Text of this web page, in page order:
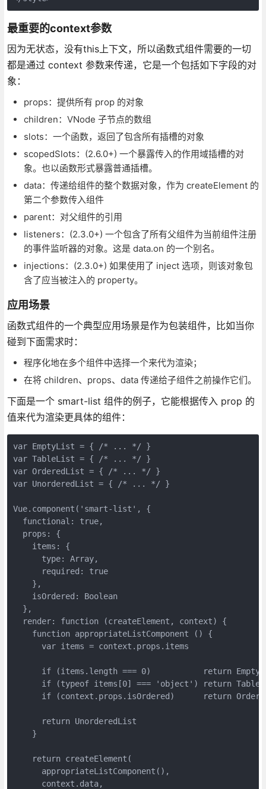
最重要的context参数
因为无状态，没有this上下文，所以函数式组件需要的一切
都是通过 context 参数来传递，它是一个包括如下字段的对
象：
props：提供所有 prop 的对象
children：VNode 子节点的数组
slots：一个函数，返回了包含所有插槽的对象
scopedSlots：(2.6.0+) 一个暴露传入的作用域插槽的对
象。也以函数形式暴露普通插槽。
data：传递给组件的整个数据对象，作为 createElement 的
第二个参数传入组件
parent：对父组件的引用
listeners：(2.3.0+) 一个包含了所有父组件为当前组件注册
的事件监听器的对象。这是 data.on 的一个别名。
injections：(2.3.0+) 如果使用了 inject 选项，则该对象包
含了应当被注入的 property。
应用场景
函数式组件的一个典型应用场景是作为包装组件，比如当你
碰到下面需求时：
程序化地在多个组件中选择一个来代为渲染；
在将 children、props、data 传递给子组件之前操作它们。
下面是一个 smart-list 组件的例子，它能根据传入 prop 的
值来代为渲染更具体的组件：
var EmptyList = { /* ... */ }
var TableList = { /* ... */ }
var OrderedList = { /* ... */ }
var UnorderedList = { /* ... */ }
Vue.component('smart-list', {
  functional: true,
  props: {
    items: {
      type: Array,
      required: true
    },
    isOrdered: Boolean
  },
  render: function (createElement, context) {
    function appropriateListComponent () {
      var items = context.props.items
if (items.length === 0)           return
if (typeof items[0] === 'object') return
if (context.props.isOrdered)      return
      return UnorderedList
    }
    return createElement(
      appropriateListComponent(),
      context.data,